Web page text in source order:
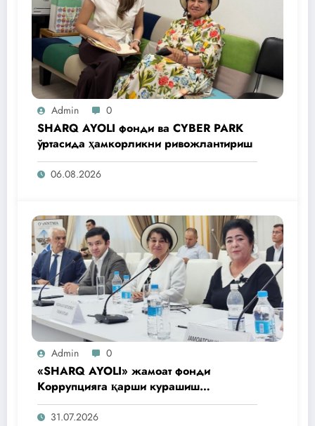
Admin 0
SHARQ AYOLI фонди ва CYBER PARK
ўртасида ҳамкорликни ривожлантириш
06.08.2026
Admin 0
«SHARQ AYOLI» жамоат фонди
Коррупцияга қарши курашиш
агентлигидаги жамоат эшитувида
ташаббусларини тақдим этди
31.07.2026